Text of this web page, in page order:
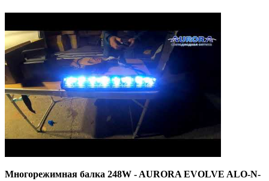
Многорежимная балка 248W - AURORA EVOLVE ALO-N-